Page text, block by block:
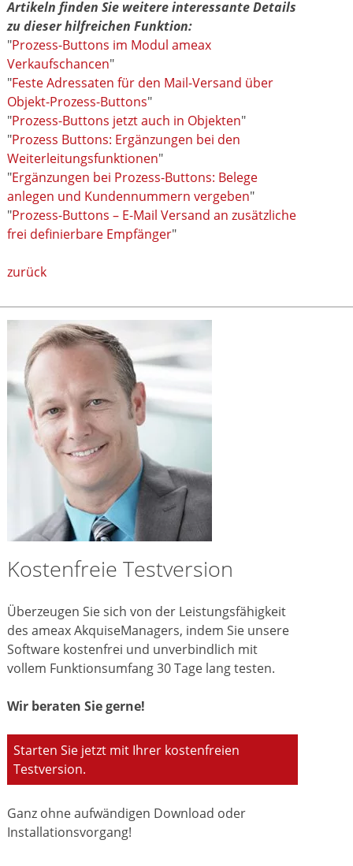
Artikeln finden Sie weitere interessante Details
zu dieser hilfreichen Funktion:
"Prozess-Buttons im Modul ameax
Verkaufschancen"
"Feste Adressaten für den Mail-Versand über
Objekt-Prozess-Buttons"
"Prozess-Buttons jetzt auch in Objekten"
"Prozess Buttons: Ergänzungen bei den
Weiterleitungsfunktionen"
"Ergänzungen bei Prozess-Buttons: Belege
anlegen und Kundennummern vergeben"
"Prozess-Buttons – E-Mail Versand an zusätzliche
frei definierbare Empfänger"
zurück
Kostenfreie Testversion
Überzeugen Sie sich von der Leistungsfähigkeit
des ameax AkquiseManagers, indem Sie unsere
Software kostenfrei und unverbindlich mit
vollem Funktionsumfang 30 Tage lang testen.
Wir beraten Sie gerne!
Starten Sie jetzt mit Ihrer kostenfreien
Testversion.
Ganz ohne aufwändigen Download oder
Installationsvorgang!